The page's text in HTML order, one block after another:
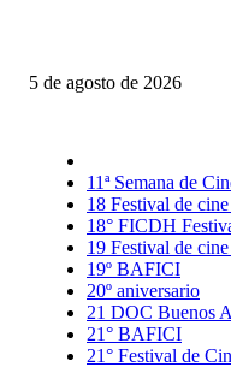
5 de agosto de 2026
11ª Semana de
18 Festival de
18° FICDH
19 Festival de
19º BAFICI
20º aniversario
21 DOC Buenos
21° BAFICI
21° Festival de